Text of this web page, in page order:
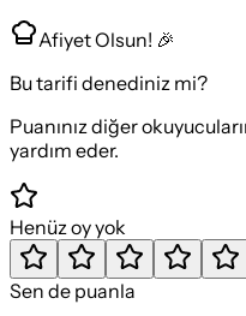
Afiyet Olsun! 🎉
Bu tarifi denediniz mi?
Puanınız diğer
yardım eder.
Henüz oy yok
Sen de puanla